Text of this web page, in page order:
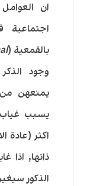
ان
بالقمعية (
وجود
يمنعهن
يسبب غياب
اكثر (عادة
ذاتها, اذا
الذكور